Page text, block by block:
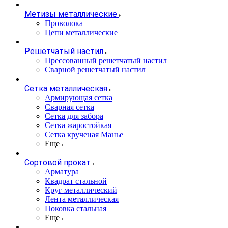
Метизы металлические
Проволока
Цепи металлические
Решетчатый настил
Прессованный решетчатый настил
Сварной решетчатый настил
Сетка металлическая
Армирующая сетка
Сварная сетка
Сетка для забора
Сетка жаростойкая
Сетка крученая Манье
Еще
Сортовой прокат
Арматура
Квадрат стальной
Круг металлический
Лента металлическая
Поковка стальная
Еще